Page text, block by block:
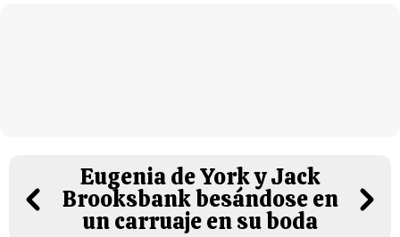
Eugenia de York y Jack
Brooksbank besándose en
un carruaje en su boda